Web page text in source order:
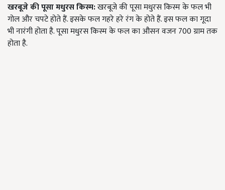
खरबूजे की पूसा मधुरस किस्म:खरबूजे की पूसा मधुरस किस्म के फल भी
गोल और चपटे होते हैं. इसके फल गहरे हरे रंग के होते हैं. इस फल का गूदा
भी नारंगी होता है. पूसा मधुरस किस्म के फल का औसन वजन 700 ग्राम तक
होता है.